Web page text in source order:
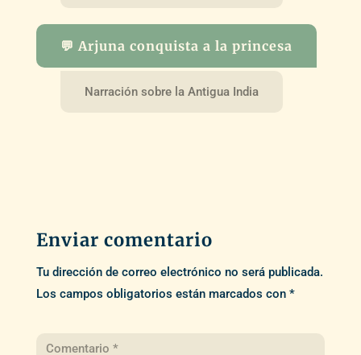
💬 Arjuna conquista a la princesa
Narración sobre la Antigua India
Enviar comentario
Tu dirección de correo electrónico no será publicada.
Los campos obligatorios están marcados con *